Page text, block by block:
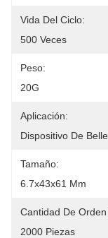
Vida Del Ciclo:
500 Veces
Peso:
20G
Aplicación:
Dispositivo De
Tamaño:
6.7x43x61 Mm
Cantidad De
2000 Piezas